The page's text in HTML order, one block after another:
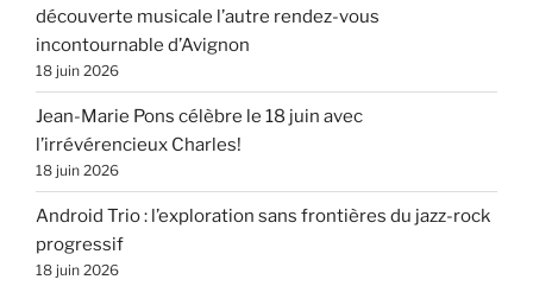
découverte musicale l’autre rendez-vous
incontournable d’Avignon
18 juin 2026
Jean-Marie Pons célèbre le 18 juin avec
l’irrévérencieux Charles!
18 juin 2026
Android Trio : l’exploration sans frontières du jazz-rock
progressif
18 juin 2026